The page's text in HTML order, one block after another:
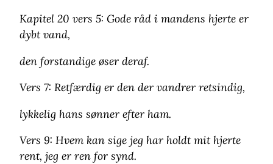
Kapitel 20 vers 5: Gode råd i mandens hjerte er
dybt vand,
den forstandige øser deraf.
Vers 7: Retfærdig er den der vandrer retsindig,
lykkelig hans sønner efter ham.
Vers 9: Hvem kan sige jeg har holdt mit hjerte
rent, jeg er ren for synd.